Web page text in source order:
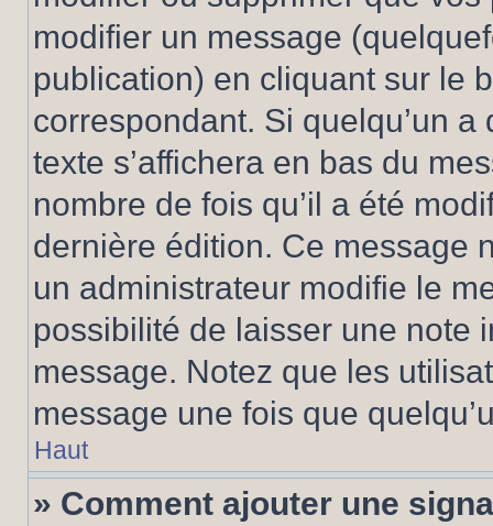
modifier un message
publication) en cliquant sur le
correspondant. Si quelqu’un
texte s’affichera en bas du
nombre de fois qu’il a été
dernière édition. Ce message
un administrateur modifie le
possibilité de laisser une note
message. Notez que les
message une fois que
Haut
» Comment ajouter une